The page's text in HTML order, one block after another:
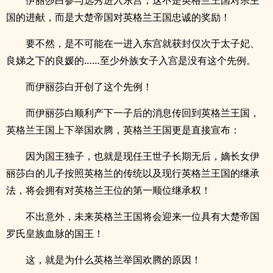
国的进献，而是大楚帝国对英格兰王国忠诚的奖励！
要不然，是不可能在一进入东宫就获封仅次于太子妃、
良娣之下的良媛的……至少外族女子入宫是没有这个先例。
而伊丽莎白开创了这个先例！
而伊丽莎白顺利产下一子后的消息传回到英格兰王国，
英格兰王国上下举国欢腾，英格兰王国更是直接宣布：
因为国王独子，也就是现任王世子长期无后，嫡长女伊
丽莎白的儿子按照英格兰的传统以及现行英格兰王国的继承
法，将会拥有对英格兰王位的第一顺位继承权！
不出意外，未来英格兰王国将会迎来一位具有大楚帝国
罗氏皇族血脉的国王！
这，就是为什么英格兰举国欢腾的原因！